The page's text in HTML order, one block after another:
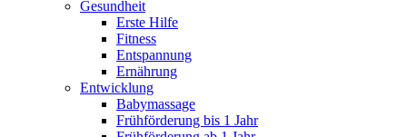
Gesundheit
Erste Hilfe
Fitness
Entspannung
Ernährung
Entwicklung
Babymassage
Frühförderung bis 1 Jahr